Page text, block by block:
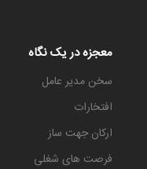
معجزه در یک نگاه
سخن مدیر عامل
افتخارات
ارکان جهت ساز
فرصت های شغلی